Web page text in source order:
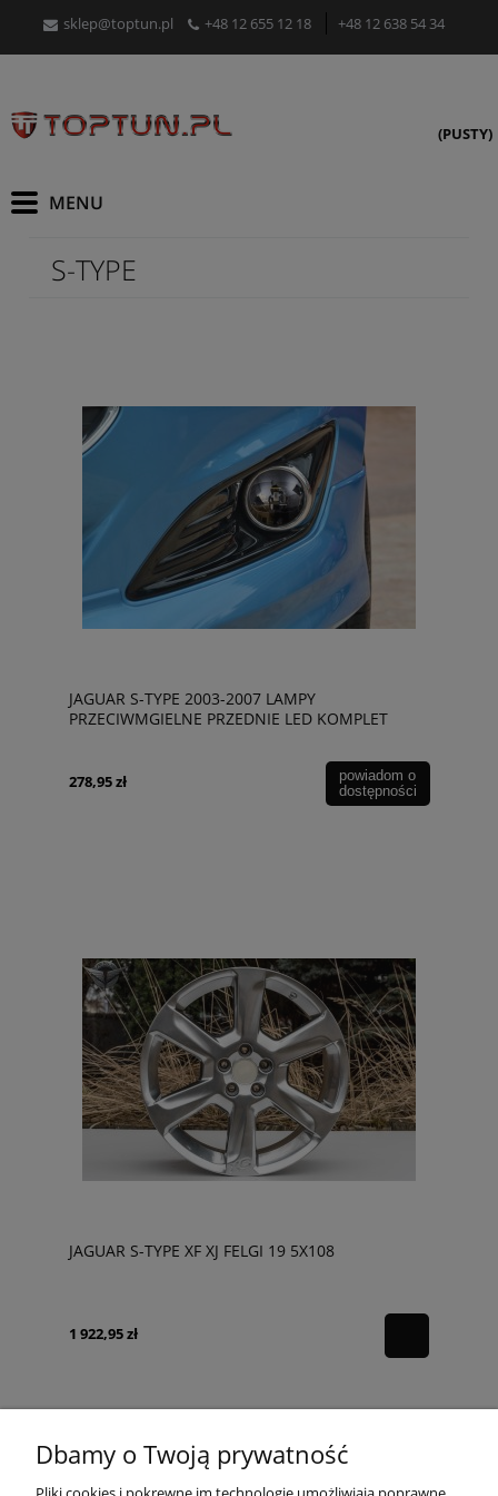
sklep@toptun.pl +48 12 655 12 18 +48 12 638 54 34
(PUSTY)
S-TYPE
JAGUAR S-TYPE 2003-2007 LAMPY
PRZECIWMGIELNE PRZEDNIE LED KOMPLET
278,95 zł
powiadom o
dostępności
JAGUAR S-TYPE XF XJ FELGI 19 5X108
1 922,95 zł
Dbamy o Twoją prywatność